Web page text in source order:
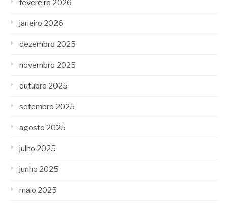
fevereiro 2026
janeiro 2026
dezembro 2025
novembro 2025
outubro 2025
setembro 2025
agosto 2025
julho 2025
junho 2025
maio 2025